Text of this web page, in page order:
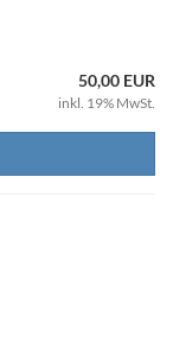
50,00 EUR
inkl. 19% MwSt.